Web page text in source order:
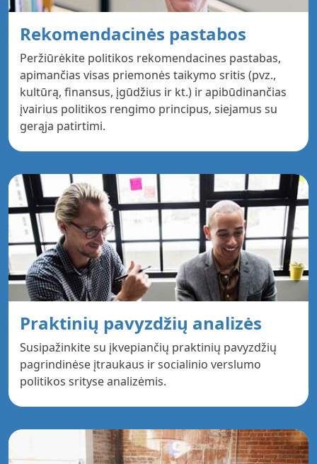
Rekomendacinės pastabos
Peržiūrėkite politikos rekomendacines pastabas,
apimančias visas priemonės taikymo sritis (pvz.,
kultūrą, finansus, įgūdžius ir kt.) ir apibūdinančias
įvairius politikos rengimo principus, siejamus su
gerąja patirtimi.
Praktinių pavyzdžių analizės
Susipažinkite su įkvepiančių praktinių pavyzdžių
pagrindinėse įtraukaus ir socialinio verslumo
politikos srityse analizėmis.